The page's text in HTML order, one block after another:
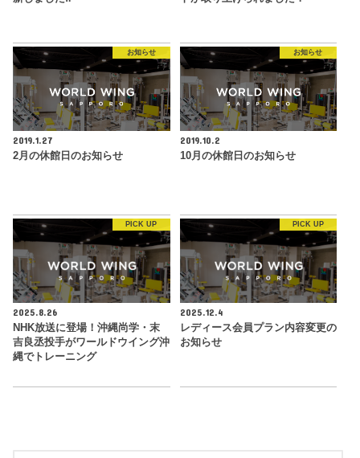
お知らせ
2019.1.27
2月の休館日のお知らせ
お知らせ
2019.10.2
10月の休館日のお知らせ
PICK UP
2025.8.26
NHK放送に登場！沖縄尚学・末
吉良丞投手がワールドウイング沖
縄でトレーニング
PICK UP
2025.12.4
レディース会員プラン内容変更の
お知らせ